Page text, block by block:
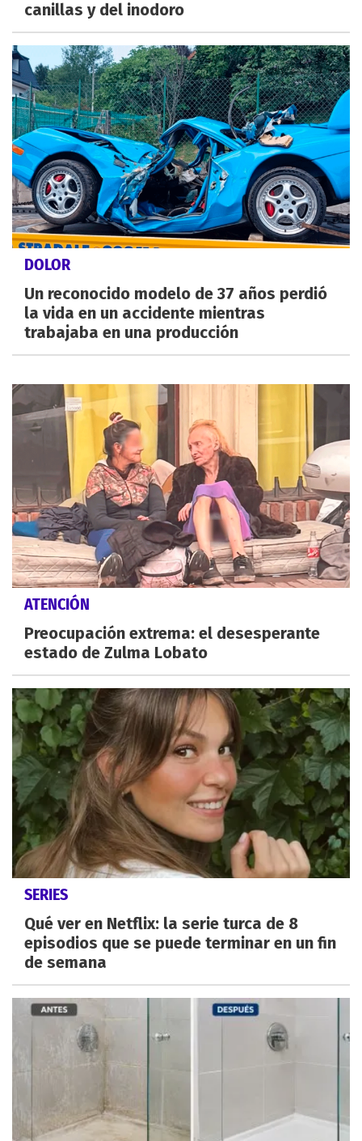
canillas y del inodoro
DOLOR
Un reconocido modelo de 37 años perdió
la vida en un accidente mientras
trabajaba en una producción
ATENCIÓN
Preocupación extrema: el desesperante
estado de Zulma Lobato
SERIES
Qué ver en Netflix: la serie turca de 8
episodios que se puede terminar en un fin
de semana